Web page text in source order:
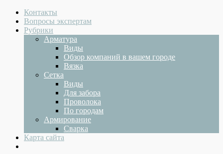
Контакты
Вопросы экспертам
Рубрики
Арматура
Виды
Обзор компаний в вашем городе
Вязка
Сетка
Виды
Для забора
Проволока
По городам
Армирование
Сварка
Карта сайта